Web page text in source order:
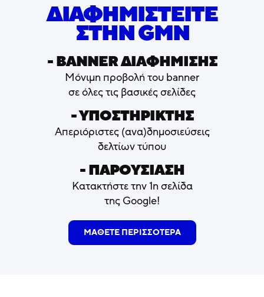
ΔΙΑΦΗΜΙΣΤΕΙΤΕ
ΣΤΗΝ GMN
- ΒΑNNER ΔΙΑΦΗΜΙΣΗΣ
Μόνιμη προβολή του banner
σε όλες τις βασικές σελίδες
- ΥΠΟΣΤΗΡΙΚΤΗΣ
Απεριόριστες (ανα)δημοσιεύσεις
δελτίων τύπου
- ΠΑΡΟΥΣΙΑΣΗ
Κατακτήστε την 1η σελίδα
της Google!
ΜΑΘΕΤΕ ΠΕΡΙΣΣΟΤΕΡΑ